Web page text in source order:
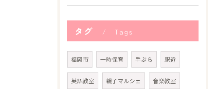
タグ Tags
福岡市 一時保育 手ぶら 駅近
英語教室 親子マルシェ 音楽教室